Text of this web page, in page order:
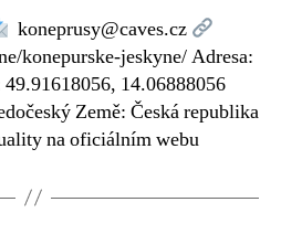
koneprusy@caves.cz
konepurske-jeskyne/ Adresa:
14.06888056
Země: Česká republika
na oficiálním webu